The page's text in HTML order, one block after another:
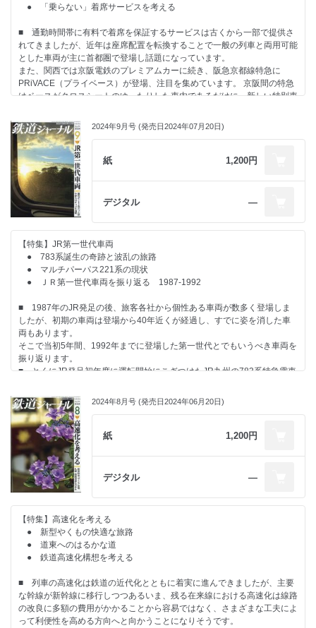
● 「乗らない」着席サービスを考える
■ 通勤時間帯に有料で着席を保証するサービスは古くから一部で提供さ
れてきましたが、近年は座席配置を転換することで一般の列車と両用可能
とした車両が主に首都圏で登場し話題になっています。
また、関西では京阪電鉄のプレミアムカーに続き、阪急京都線特急に
PRiVACE（プライベース）が登場、注目を集めています。 京阪間の特急
はベースがクロスシートのゆったりした車内であるだけに、新しい特別車
一方、新参の着席サービスの中には実際にはあまり利用されていないも
のもあります。
「利用されない」サービスのどこが問題なのか、着席サービスのさまざま
な形態を検証しました。
2024年9月号 (発売日2024年07月20日)
紙 1,200円
デジタル ―
【特集】JR第一世代車両
● 783系誕生の奇跡と波乱の旅路
● マルチパーパス221系の現状
● ＪＲ第一世代車両を振り返る 1987-1992
■ 1987年のJR発足の後、旅客各社から個性ある車両が数多く登場しま
したが、初期の車両は登場から40年近くが経過し、すでに姿を消した車
両もあります。
そこで当初5年間、1992年までに登場した第一世代とでもいうべき車両を
振り返ります。
■ とくにJR発足初年度に運転開始にこぎつけたJR九州の783系特急電車
した783系の開発物語を改めて振り返りました。
■ 一方、221系電車はJR西日本が経営の軸に据えたアーバンネットワー
クの主力とすべく送り出した電車ですが、まず都市圏輸送に注力したこと
は分割民営化の意義を知らしめる車両となりました。
2024年8月号 (発売日2024年06月20日)
紙 1,200円
デジタル ―
【特集】高速化を考える
● 新型やくもの快適な旅路
● 道東へのはるかな道
● 鉄道高速化構想を考える
■ 列車の高速化は鉄道の近代化とともに着実に進んできましたが、主要
な幹線が新幹線に移行しつつあるいま、残る在来線における高速化は線路
の改良に多額の費用がかかることから容易ではなく、さまざまな工夫によ
って利便性を高める方向へと向かうことになりそうです。